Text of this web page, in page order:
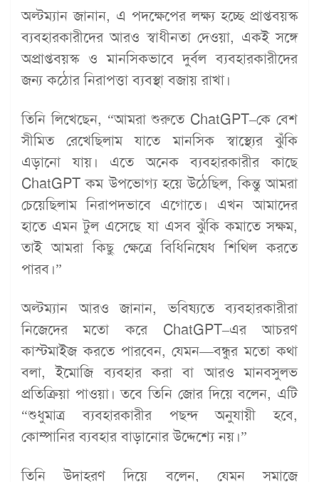
অল্টম্যান জানান, এ পদক্ষেপের লক্ষ্য হচ্ছে প্রাপ্তবয়স্ক
ব্যবহারকারীদের আরও স্বাধীনতা দেওয়া, একই সঙ্গে
অপ্রাপ্তবয়স্ক ও মানসিকভাবে দুর্বল ব্যবহারকারীদের
জন্য কঠোর নিরাপত্তা ব্যবস্থা বজায় রাখা।
তিনি লিখেছেন, “আমরা শুরুতে ChatGPT–কে বেশ
সীমিত রেখেছিলাম যাতে মানসিক স্বাস্থ্যের ঝুঁকি
এড়ানো যায়। এতে অনেক ব্যবহারকারীর কাছে
ChatGPT কম উপভোগ্য হয়ে উঠেছিল, কিন্তু আমরা
চেয়েছিলাম নিরাপদভাবে এগোতে। এখন আমাদের
হাতে এমন টুল এসেছে যা এসব ঝুঁকি কমাতে সক্ষম,
তাই আমরা কিছু ক্ষেত্রে বিধিনিষেধ শিথিল করতে
পারব।”
অল্টম্যান আরও জানান, ভবিষ্যতে ব্যবহারকারীরা
নিজেদের মতো করে ChatGPT–এর আচরণ
কাস্টমাইজ করতে পারবেন, যেমন—বন্ধুর মতো কথা
বলা, ইমোজি ব্যবহার করা বা আরও মানবসুলভ
প্রতিক্রিয়া পাওয়া। তবে তিনি জোর দিয়ে বলেন, এটি
“শুধুমাত্র ব্যবহারকারীর পছন্দ অনুযায়ী হবে,
কোম্পানির ব্যবহার বাড়ানোর উদ্দেশ্যে নয়।”
তিনি উদাহরণ দিয়ে বলেন, যেমন সমাজে